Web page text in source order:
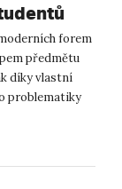
forem
předmětu
díky vlastní
problematiky